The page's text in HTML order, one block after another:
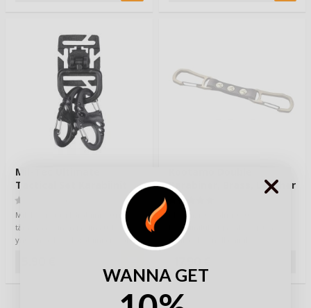
Mil-Tec Ultimate
Tactical Set Karabiinit
Musta
Mil-Tecin uusi karabiinisetti on
tämännäköinen ja siinä tulee
yhteensä 4 x S-karabiinia ja kaksi
Karabiner, Brass, Leather
Messingistä valmistetut
karabiinilukot ja välissä jytyä
nahkaa kolmella niitillä
WANNA GET